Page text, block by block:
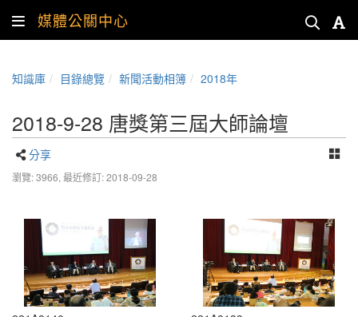
媒體公關中心
知識庫 目錄總覽 新聞活動相簿 2018年
2018-9-28 唐獎第三屆大師論壇
分享
瀏覽: 3966, 最近修訂: 2018-09-28